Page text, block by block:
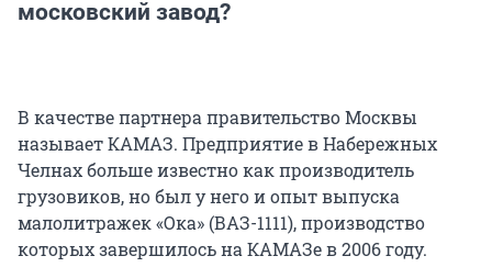
московский завод?
В качестве партнера правительство Москвы
называет КАМАЗ. Предприятие в Набережных
Челнах больше известно как производитель
грузовиков, но был у него и опыт выпуска
малолитражек «Ока» (ВАЗ-1111), производство
которых завершилось на КАМАЗе в 2006 году.